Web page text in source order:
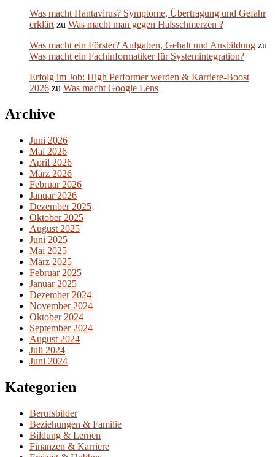
Was macht Hantavirus? Symptome, Übertragung und Gefahr
erklärtzu Was macht man gegen Halsschmerzen ?
Was macht ein Förster? Aufgaben, Gehalt und Ausbildung zu
Was macht ein Fachinformatiker für Systemintegration?
Erfolg im Job: High Performer werden & Karriere-Boost
2026 zu Was macht Google Lens
Archive
Juni 2026
Mai 2026
April 2026
März 2026
Februar 2026
Januar 2026
Dezember 2025
Oktober 2025
August 2025
Juni 2025
Mai 2025
März 2025
Februar 2025
Januar 2025
Dezember 2024
November 2024
Oktober 2024
September 2024
August 2024
Juli 2024
Juni 2024
Kategorien
Berufsbilder
Beziehungen & Familie
Bildung & Lernen
Finanzen & Karriere